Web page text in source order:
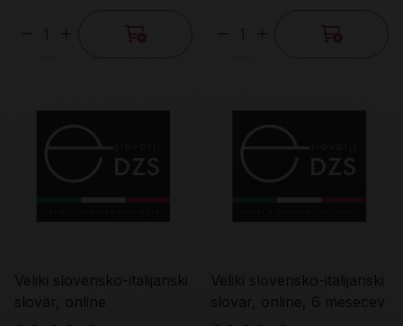
Količina Količina
Veliki slovensko-italijanski
slovar, online
Veliki slovensko-italijanski
slovar, online, 6 mesecev